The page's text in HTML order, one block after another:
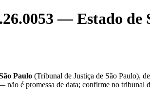
—Estado de
Paulo (Tribunal de Justiça de São Paulo),
é promessa de data; confirme no tribunal